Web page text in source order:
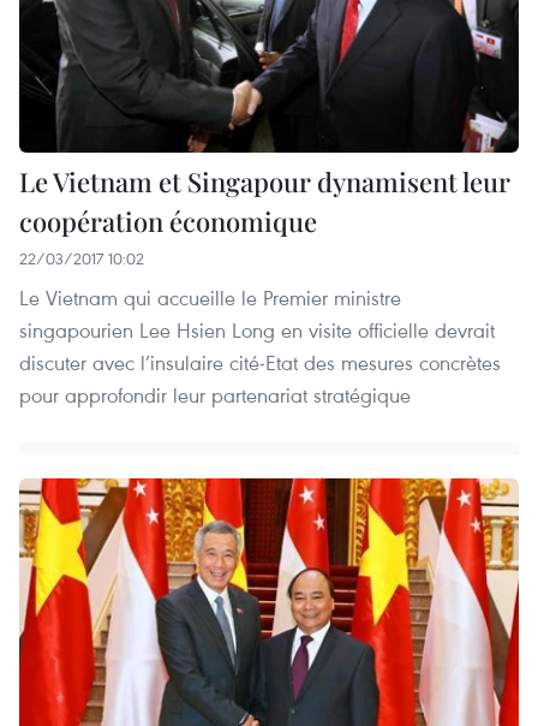
Le Vietnam et Singapour dynamisent leur
coopération économique
22/03/2017 10:02
Le Vietnam qui accueille le Premier ministre
singapourien Lee Hsien Long en visite officielle devrait
discuter avec l’insulaire cité-Etat des mesures concrètes
pour approfondir leur partenariat stratégique